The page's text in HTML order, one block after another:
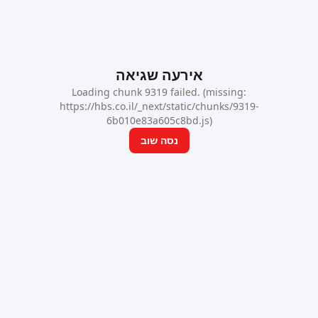
אירעה שגיאה
Loading chunk 9319 failed. (missing:
https://hbs.co.il/_next/static/chunks/9319-
6b010e83a605c8bd.js)